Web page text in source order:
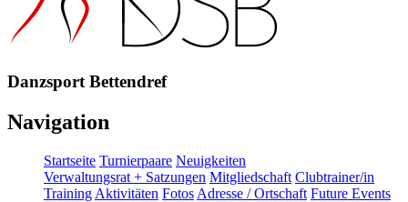
Danzsport Bettendref
Navigation
Startseite Turnierpaare Neuigkeiten
Verwaltungsrat + Satzungen Mitgliedschaft Clubtrainer/in
Training Aktivitäten Fotos Adresse / Ortschaft Future Events